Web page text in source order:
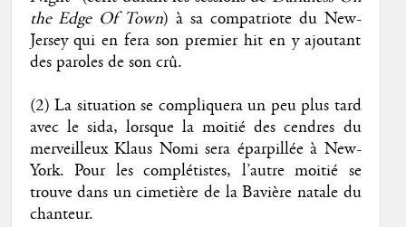
the Edge Of Town) à sa compatriote du New-
Jersey qui en fera son premier hit en y ajoutant
des paroles de son crû.
(2) La situation se compliquera un peu plus tard
avec le sida, lorsque la moitié des cendres du
merveilleux Klaus Nomi sera éparpillée à New-
York. Pour les complétistes, l’autre moitié se
trouve dans un cimetière de la Bavière natale du
chanteur.